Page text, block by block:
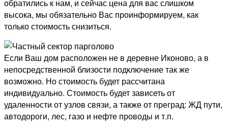
обратились к нам, и сейчас цена для вас слишком
высока, мы обязательно Вас проинформируем, как
только стоимость снизиться.
Если Ваш дом расположен не в деревне Иконово, а в
непосредственной близости подключение так же
возможно. Но стоимость будет рассчитана
индивидуально. Стоимость будет зависеть от
удаленности от узлов связи, а также от преград: ЖД пути,
автодороги, лес, газо и нефте проводы и т.п.